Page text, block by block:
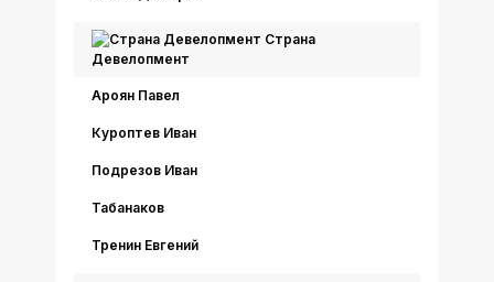
Страна
Девелопмент
Ароян Павел
Куроптев Иван
Подрезов Иван
Табанаков
Тренин Евгений